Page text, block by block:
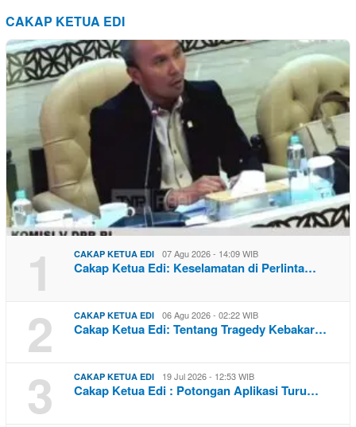
CAKAP KETUA EDI
1 CAKAP KETUA EDI 07 Agu 2026 - 14:09 WIB
Cakap Ketua Edi: Keselamatan di Perlinta…
2 CAKAP KETUA EDI 06 Agu 2026 - 02:22 WIB
Cakap Ketua Edi: Tentang Tragedy Kebakar…
3 CAKAP KETUA EDI 19 Jul 2026 - 12:53 WIB
Cakap Ketua Edi : Potongan Aplikasi Turu…